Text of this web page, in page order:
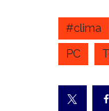
#clima
PC